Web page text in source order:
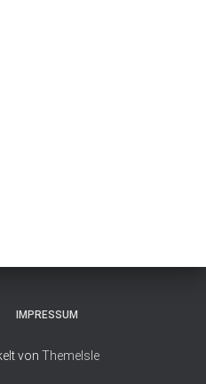
IMPRESSUM
von ThemeIsle